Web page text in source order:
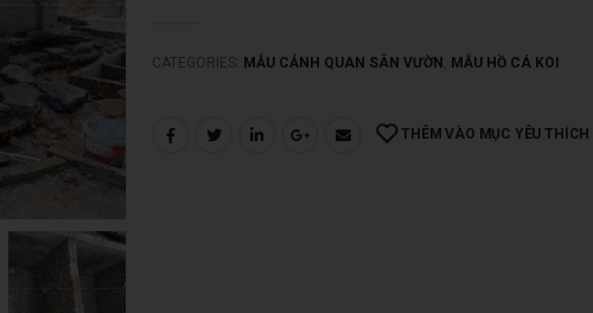
CATEGORIES: MẪU CẢNH QUAN SÂN VƯỜN MẪU HỒ CÁ KOI
THÊM VÀO MỤC YÊU THÍCH